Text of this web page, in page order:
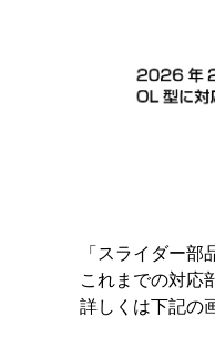
「スライダー
これまでの対応
詳しくは下記の